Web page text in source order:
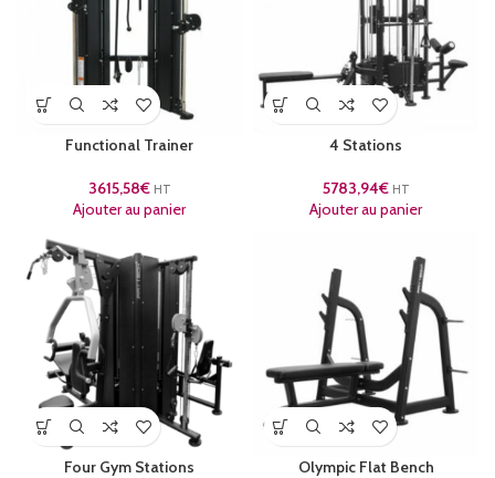
Functional Trainer
3615,58€ HT
Ajouter au panier
4 Stations
5783,94€ HT
Ajouter au panier
Four Gym Stations Olympic Flat Bench